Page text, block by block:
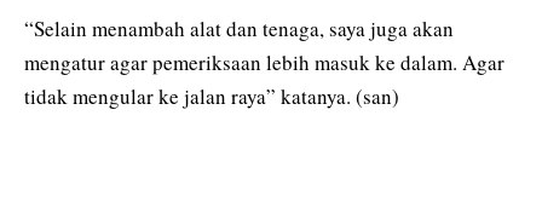
“Selain menambah alat dan tenaga, saya juga akan
mengatur agar pemeriksaan lebih masuk ke dalam. Agar
tidak mengular ke jalan raya” katanya. (san)